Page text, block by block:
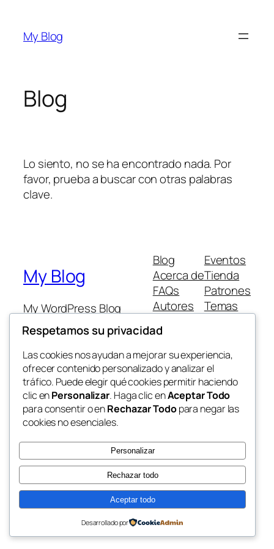
contenido
My Blog
Blog
Lo siento, no se ha encontrado nada. Por
favor, prueba a buscar con otras palabras
clave.
My Blog
My WordPress Blog
Blog
Acerca de
FAQs
Autores
Eventos
Tienda
Patrones
Temas
Twenty Twenty-Five Diseñado conWordPress
Respetamos su privacidad
Las cookies nos ayudan a mejorar su experiencia,
ofrecer contenido personalizado y analizar el
tráfico. Puede elegir qué cookies permitir haciendo
clic enPersonalizar. Haga clic enAceptar Todo
para consentir o enRechazar Todopara negar las
cookies no esenciales.
Personalizar
Rechazar todo
Aceptar todo
Desarrollado por